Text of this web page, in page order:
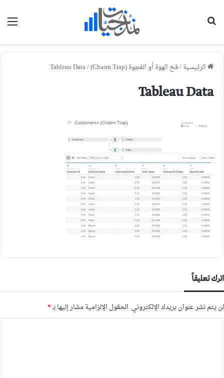
الرئيسية/فخ الهوة أو الفجوة (Chasm Trap) /
Tableau Data
Tableau Data
اترك تعليقاً
لن يتم نشر عنوان بريدك الإلكتروني. الحقول الإلزامية مشار إليها بـ*